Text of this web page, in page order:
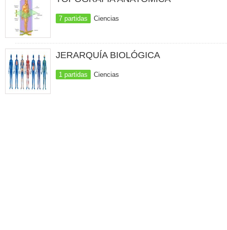
7 partidas Ciencias
JERARQUÍA BIOLÓGICA
1 partidas Ciencias